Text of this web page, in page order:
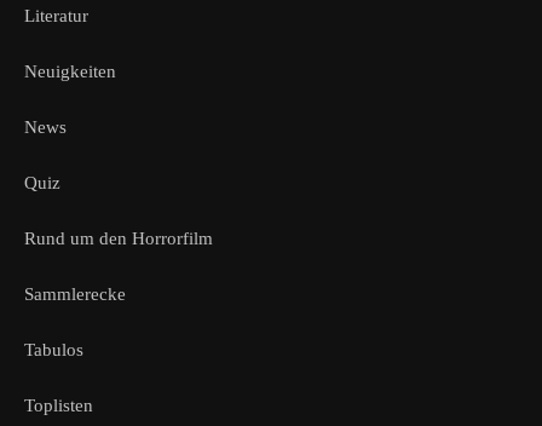
Literatur
Neuigkeiten
News
Quiz
Rund um den Horrorfilm
Sammlerecke
Tabulos
Toplisten